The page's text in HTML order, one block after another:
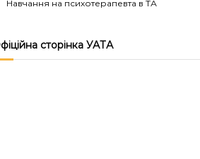
Навчання на психотерапевта в ТА
сторінка УАТА